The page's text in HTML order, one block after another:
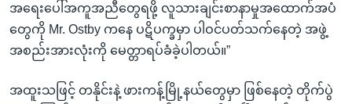
အရေးပေါ်အကူအညီတွေရဖို့ လူသားချင်းစာနာမှုအထောက်အပံ
တွေကို Mr. Ostby ကနေ ပဋိပက္ခမှာ ပါဝင်ပတ်သက်နေတဲ့ အဖွဲ့
အစည်းအားလုံးကို မေတ္တာရပ်ခံခဲ့ပါတယ်။”
အထူးသဖြင့် တနိုင်းနဲ့ ဖားကန့်မြို့နယ်တွေမှာ ဖြစ်နေတဲ့ တိုက်ပွဲ